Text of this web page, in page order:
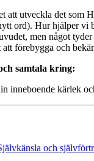
att utveckla det som
ord). Hur hjälper vi
men något
förebygga och
samtala kring:
inneboende kärlek
och